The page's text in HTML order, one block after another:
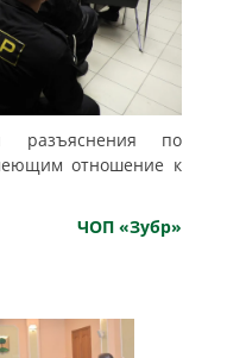
разъяснения по
отношение к
ЧОП «Зубр»